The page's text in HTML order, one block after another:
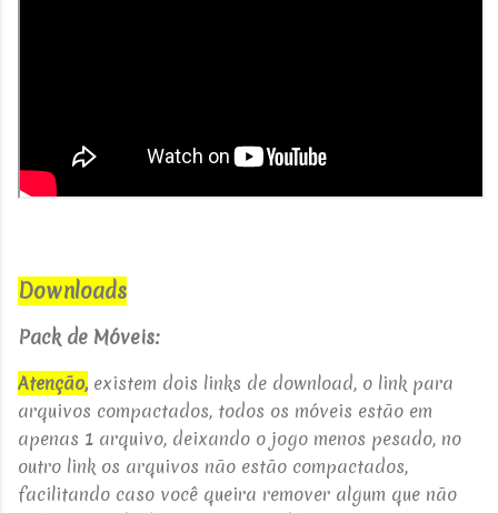
Downloads
Pack de Móveis:
Atenção, existem dois links de download, o link para
arquivos compactados, todos os móveis estão em
apenas 1 arquivo, deixando o jogo menos pesado, no
outro link os arquivos não estão compactados,
facilitando caso você queira remover algum que não